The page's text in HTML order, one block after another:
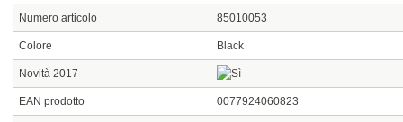
Numero articolo 85010053
Colore Black
Novità 2017
EAN prodotto 0077924060823